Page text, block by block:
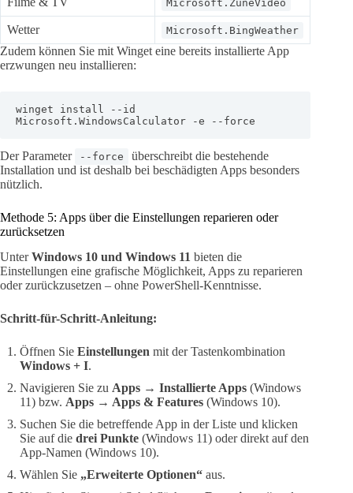
Microsoft.ZuneVideo
Wetter Microsoft.BingWeather
Zudem können Sie mit Winget eine bereits installierte App
erzwungen neu installieren:
winget install --id
Microsoft.WindowsCalculator -e --force
Der Parameter --force
überschreibt die bestehende
Installation und ist deshalb bei beschädigten Apps besonders
nützlich.
Methode 5: Apps über die Einstellungen reparieren oder
zurücksetzen
UnterWindows 10 und Windows 11 bieten die
Einstellungen eine grafische Möglichkeit, Apps zu reparieren
oder zurückzusetzen – ohne PowerShell-Kenntnisse.
Schritt-für-Schritt-Anleitung:
Öffnen Sie Einstellungen mit der Tastenkombination
Windows + I.
Navigieren Sie zu Apps → Installierte Apps (Windows
11) bzw. Apps → Apps & Features (Windows 10).
Suchen Sie die betreffende App in der Liste und klicken
Sie auf die drei Punkte (Windows 11) oder direkt auf den
App-Namen (Windows 10).
Wählen Sie „Erweiterte Optionen“ aus.